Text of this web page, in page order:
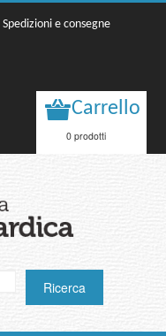
Spedizioni e consegne
Carrello
0 prodotti